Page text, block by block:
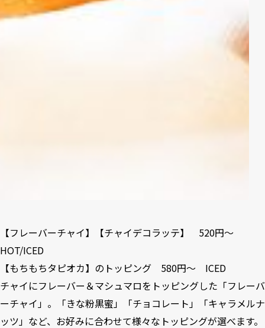
【フレーバーチャイ】【チャイデコラッテ】 520円～
HOT/ICED
【もちもちタピオカ】のトッピング 580円～ ICED
チャイにフレーバー＆マシュマロをトッピングした「フレーバ
ーチャイ」。「きな粉黒蜜」「チョコレート」「キャラメルナ
ッツ」など、お好みに合わせて様々なトッピングが選べます。